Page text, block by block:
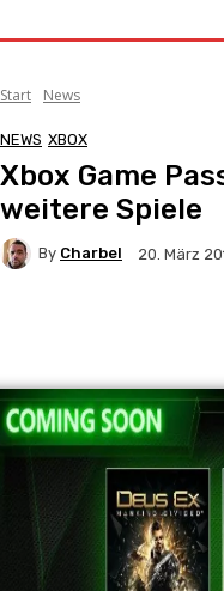
Start News
NEWS XBOX
Xbox Game
weitere Spiele
By Charbel 20. März